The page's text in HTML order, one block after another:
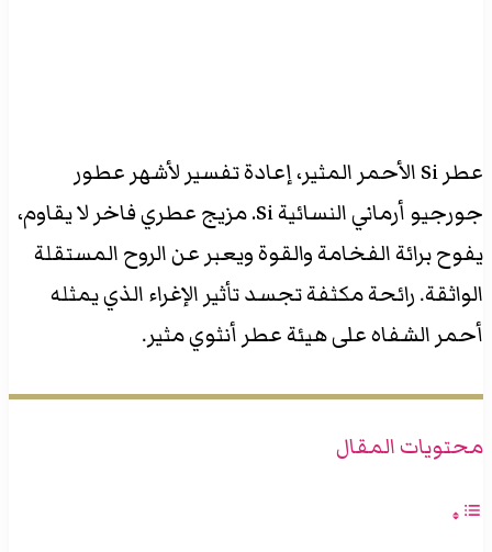
عطر Si الأحمر المثير، إعادة تفسير لأشهر عطور
جورجيو أرماني النسائية Si. مزيج عطري فاخر لا يقاوم،
يفوح برائة الفخامة والقوة ويعبر عن الروح المستقلة
الواثقة. رائحة مكثفة تجسد تأثير الإغراء الذي يمثله
أحمر الشفاه على هيئة عطر أنثوي مثير.
محتويات المقال